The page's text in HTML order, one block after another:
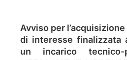
Avviso per
di interesse finalizzata
un incarico tecnico-